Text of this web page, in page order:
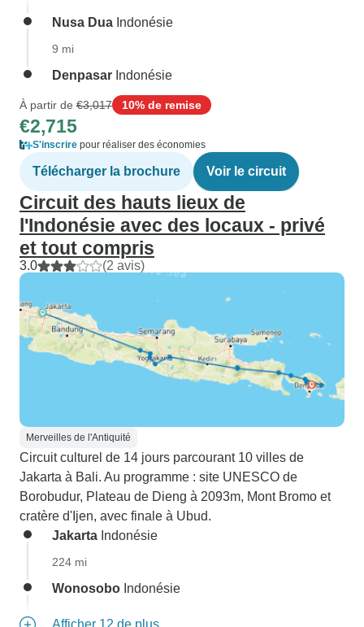
Nusa Dua Indonésie
9 mi
Denpasar Indonésie
À partir de €3,017 10% de remise
€2,715
S'inscrire pour réaliser des économies
Télécharger la brochure Voir le circuit
Circuit des hauts lieux de
l'Indonésie avec des locaux - privé
et tout compris
3.0 (2 avis)
Merveilles de l'Antiquité
Circuit culturel de 14 jours parcourant 10 villes de
Jakarta à Bali. Au programme : site UNESCO de
Borobudur, Plateau de Dieng à 2093m, Mont Bromo et
cratère d'Ijen, avec finale à Ubud.
Jakarta Indonésie
224 mi
Wonosobo Indonésie
Afficher 12 de plus